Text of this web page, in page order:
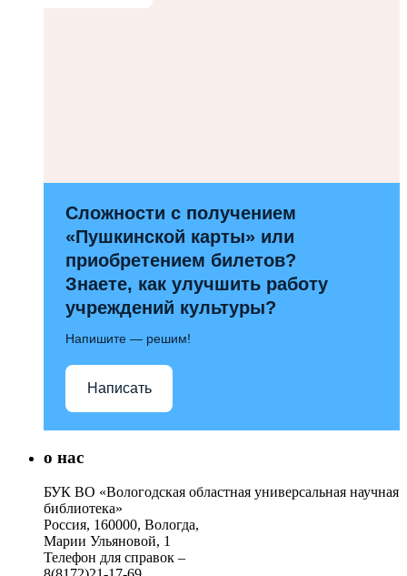
Сложности с получением
«Пушкинской карты» или
приобретением билетов?
Знаете, как улучшить работу
учреждений культуры?
Напишите — решим!
Написать
о нас
БУК ВО «Вологодская областная универсальная научная
библиотека»
Россия, 160000, Вологда,
Марии Ульяновой, 1
Телефон для справок –